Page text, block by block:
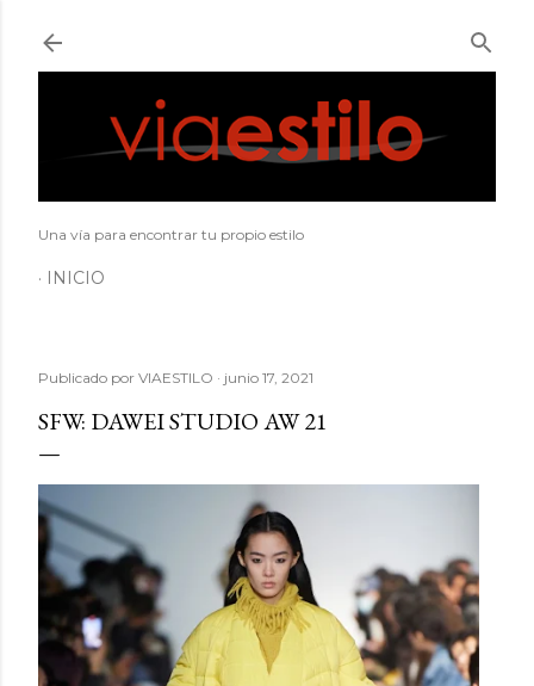
Una vía para encontrar tu propio estilo
INICIO
Publicado por VIAESTILO junio 17, 2021
SFW: DAWEI STUDIO AW 21